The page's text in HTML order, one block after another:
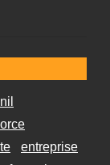
entreprise